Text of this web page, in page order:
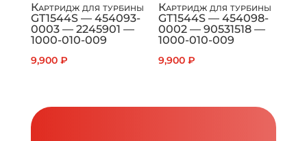
Картридж для турбины
GT1544S — 454093-
0003 — 2245901 —
1000-010-009
9,900 ₽
Картридж для турбины
GT1544S — 454098-
0002 — 90531518 —
1000-010-009
9,900₽